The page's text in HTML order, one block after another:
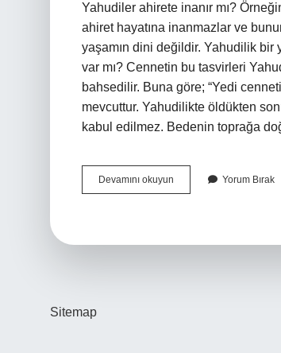
Yahudiler ahirete inanır mı?
ahiret hayatına inanmazlar ve
yaşamın dini değildir. Yahudilik
var mı? Cennetin bu tasvirleri
bahsedilir. Buna göre; “Yedi
mevcuttur. Yahudilikte öldükten
kabul edilmez. Bedenin toprağa
Devamını okuyun Yahudiler
Ahirete
Yorum Bırak
Sitemap